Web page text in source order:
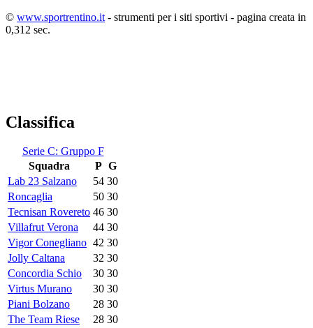
© www.sportrentino.it - strumenti per i siti sportivi - pagina creata in
0,312 sec.
Classifica
Serie C: Gruppo F
Squadra
P G
Lab 23 Salzano
54 30
Roncaglia
50 30
Tecnisan Rovereto 46 30
Villafrut Verona
44 30
Vigor Conegliano 42 30
Jolly Caltana
32 30
Concordia Schio
30 30
Virtus Murano
30 30
Piani Bolzano
28 30
The Team Riese
28 30